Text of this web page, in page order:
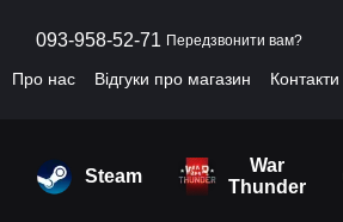
093-958-52-71 Передзвонити вам?
Про нас Відгуки про магазин Контакти
Steam
War
Thunder